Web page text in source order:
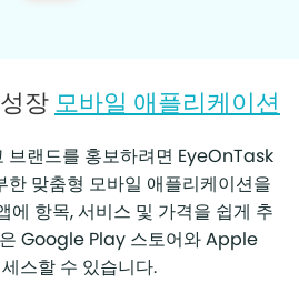
장모바일 애플리케이션
브랜드를 홍보하려면 EyeOnTask
한 맞춤형 모바일 애플리케이션을
에 항목, 서비스 및 가격을 쉽게 추
Google Play 스토어와 Apple
스할 수 있습니다.